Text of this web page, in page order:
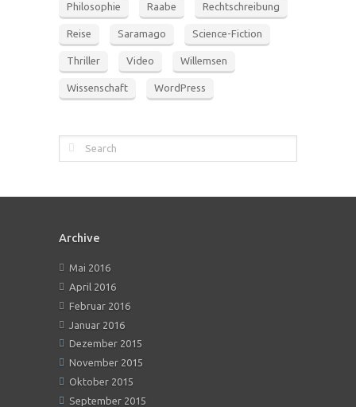
Philosophie Raabe Rechtschreibung
Reise Saramago Science-Fiction
Thriller Video Willemsen
Wissenschaft WordPress
Archive
Mai 2016
April 2016
Februar 2016
Januar 2016
Dezember 2015
November 2015
Oktober 2015
September 2015